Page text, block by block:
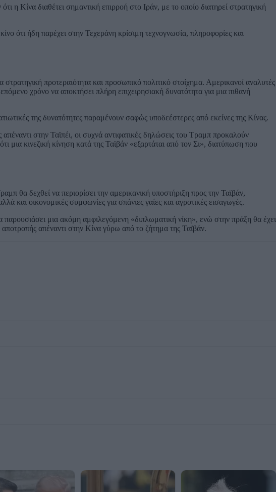
η Κίνα διαθέτει σημαντική επιρροή στο Ιράν, με το οποίο διατηρεί στρατηγική
ότι ήδη παρέχει στην Τεχεράνη κρίσιμη τεχνογνωσία, πληροφορίες και
προτεραιότητα και προσωπικό πολιτικό στοίχημα. Αμερικανοί αναλυτές
χρόνο να αποκτήσει πλήρη επιχειρησιακή δυνατότητα για μια πιθανή
της δυνατότητες παραμένουν σαφώς υποδεέστερες από εκείνες της Κίνας.
στην Ταϊπέι, οι συχνά αντιφατικές δηλώσεις του Τραμπ προκαλούν
κινεζική κίνηση κατά της Ταϊβάν «εξαρτάται από τον Σι», διατύπωση που
θα δεχθεί να περιορίσει την αμερικανική υποστήριξη προς την Ταϊβάν,
και οικονομικές συμφωνίες για σπάνιες γαίες και αγροτικές εισαγωγές.
μια ακόμη αμφιλεγόμενη «διπλωματική νίκη», ενώ στην πράξη θα έχει
απέναντι στην Κίνα γύρω από το ζήτημα της Ταϊβάν.